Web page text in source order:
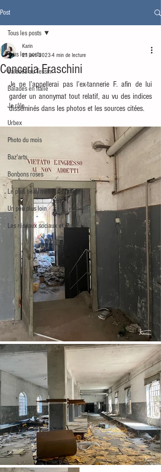
Post
Tous les posts
Balades au Tessin
Balades en Italie
Je râle
Urbex
Photo du mois
Baz'arts
Bonbons roses
Le plus beau métier du monde
Un peu plus loin
Les réseaux sociaux et moi
Tous les posts
Conceria Fraschini
Karin
21 avr. 2023 4 min de lecture
Je ne l’appellerai pas l’ex-tannerie F. afin de lui
garder un anonymat tout relatif, au vu des indices
disséminés dans les photos et les sources citées.